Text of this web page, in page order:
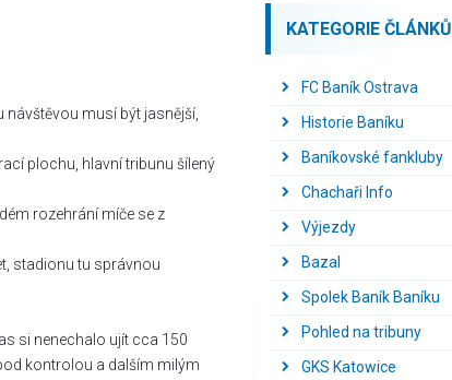
musí být jasnější,
plochu, hlavní tribunu šílený
rozehrání míče se z
stadionu tu správnou
si nenechalo ujít cca 150
kontrolou a dalším milým
KATEGORIE ČLÁNKŮ
FC Baník Ostrava
Historie Baníku
Baníkovské fankluby
Chachaři Info
Výjezdy
Bazal
Spolek Baník Baníku
Pohled na tribuny
GKS Katowice